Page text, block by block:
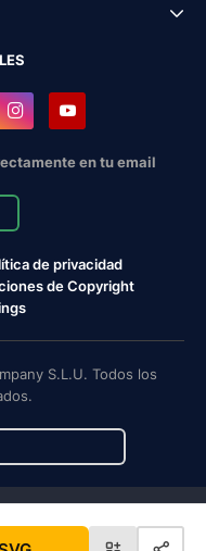
en tu email
de privacidad
de Copyright
S.L.U. Todos los